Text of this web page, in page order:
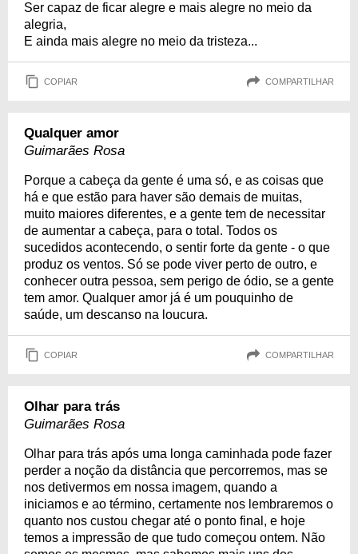
Ser capaz de ficar alegre e mais alegre no meio da
alegria,
E ainda mais alegre no meio da tristeza...
COPIAR COMPARTILHAR
Qualquer amor
Guimarães Rosa
Porque a cabeça da gente é uma só, e as coisas que
há e que estão para haver são demais de muitas,
muito maiores diferentes, e a gente tem de necessitar
de aumentar a cabeça, para o total. Todos os
sucedidos acontecendo, o sentir forte da gente - o que
produz os ventos. Só se pode viver perto de outro, e
conhecer outra pessoa, sem perigo de ódio, se a gente
tem amor. Qualquer amor já é um pouquinho de
saúde, um descanso na loucura.
COPIAR COMPARTILHAR
Olhar para trás
Guimarães Rosa
Olhar para trás após uma longa caminhada pode fazer
perder a noção da distância que percorremos, mas se
nos detivermos em nossa imagem, quando a
iniciamos e ao término, certamente nos lembraremos o
quanto nos custou chegar até o ponto final, e hoje
temos a impressão de que tudo começou ontem. Não